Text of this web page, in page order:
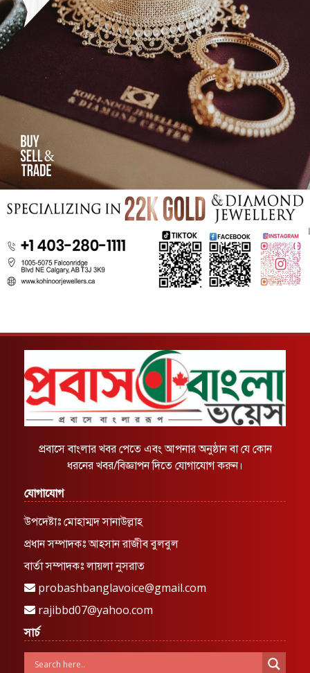
প্রবাসে বাংলার খবর পেতে এবং আপনার অনুষ্ঠান বা যে কোন
ধরনের খবর/বিজ্ঞাপন দিতে যোগাযোগ করুন।
যোগাযোগ
উপদেষ্টাঃ মোহাম্মদ সানাউল্লাহ
প্রধান সম্পাদকঃ আহসান রাজীব বুলবুল
বার্তা সম্পাদকঃ লায়লা নুসরাত
probashbanglavoice@gmail.com
rajibbd07@yahoo.com
সার্চ